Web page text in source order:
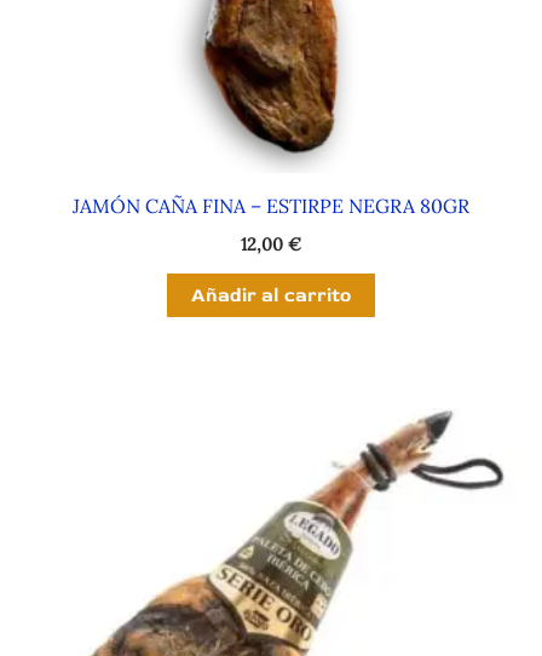
JAMÓN CAÑA FINA – ESTIRPE NEGRA 80GR
12,00 €
Añadir al carrito